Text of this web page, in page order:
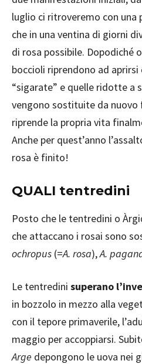
luglio ci ritroveremo con una
che in una ventina di giorni
di rosa possibile. Dopodiché
boccioli riprendono ad
“sigarate” e quelle ridotte a
vengono sostituite da nuovo
riprende la propria vita
Anche per quest’anno
rosa è finito!
QUALI tentredini
Posto che le tentredini o
che attaccano i rosai sono
ochropus (=A. rosa),A.
Le tentredini superano
in bozzolo in mezzo alla
con il tepore primaverile,
maggio per accoppiarsi.
Arge depongono le uova nei